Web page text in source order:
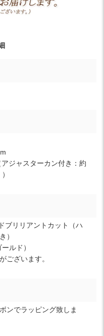
ジャスターカン付き：約
ブリリアントカット（ハ
）
ルド）
ございます。
ンでラッピング致しま